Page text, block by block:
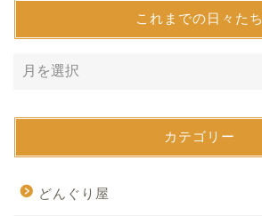
これまでの日々たち
カテゴリー
どんぐり屋